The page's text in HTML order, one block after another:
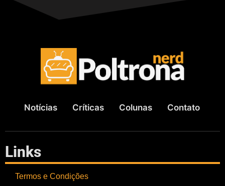
Notícias Críticas Colunas Contato
Links
Termos e Condições